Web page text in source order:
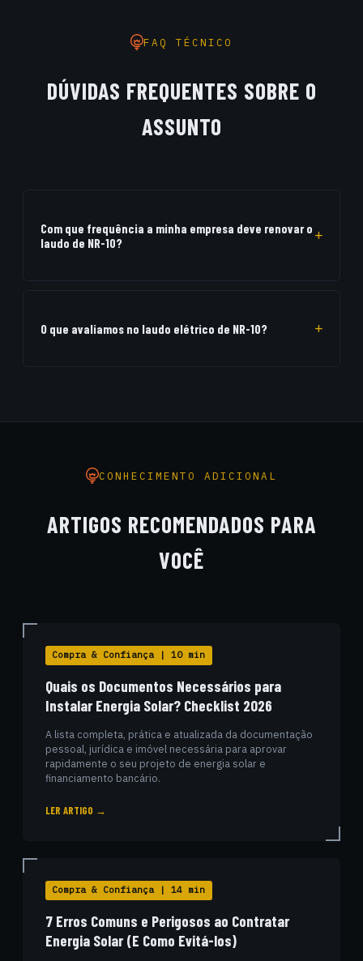
FAQ TÉCNICO
DÚVIDAS FREQUENTES SOBRE O
ASSUNTO
Com que frequência a minha empresa deve renovar o
laudo de NR-10?
A periodicidade recomendada é anual para a vistoria técnica e
comerciais expostos à umidade/salinidade.
O que avaliamos no laudo elétrico de NR-10?
Analisamos painéis elétricos, aterramentos, diagramas
emitimos o Prontuário de Instalações Elétricas (PIE).
CONHECIMENTO ADICIONAL
ARTIGOS RECOMENDADOS PARA
VOCÊ
Compra & Confiança | 10 min
Quais os Documentos Necessários para
Instalar Energia Solar? Checklist 2026
A lista completa, prática e atualizada da documentação
pessoal, jurídica e imóvel necessária para aprovar
rapidamente o seu projeto de energia solar e
financiamento bancário.
LER ARTIGO →
Compra & Confiança | 14 min
7 Erros Comuns e Perigosos ao Contratar
Energia Solar (E Como Evitá-los)